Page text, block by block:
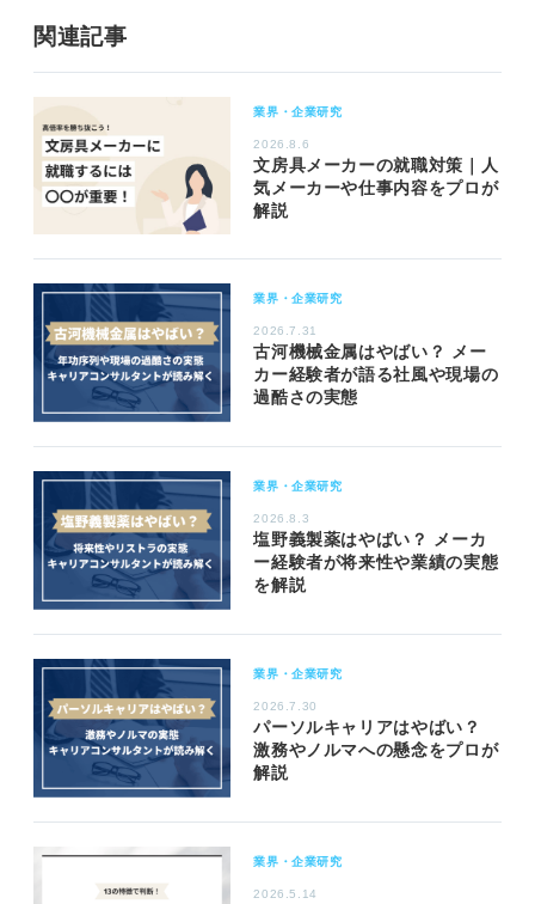
関連記事
業界・企業研究
2026.8.6
文房具メーカーの就職対策｜人
気メーカーや仕事内容をプロが
解説
業界・企業研究
2026.7.31
古河機械金属はやばい？ メー
カー経験者が語る社風や現場の
過酷さの実態
業界・企業研究
2026.8.3
塩野義製薬はやばい？ メーカ
ー経験者が将来性や業績の実態
を解説
業界・企業研究
2026.7.30
パーソルキャリアはやばい？
激務やノルマへの懸念をプロが
解説
業界・企業研究
2026.5.14